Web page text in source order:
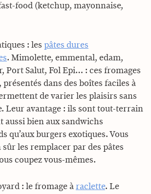
food (ketchup, mayonnaise,
: les pâtes dures
. Mimolette, emmental, edam,
Port Salut, Fol Epi… : ces fromages
présentés dans des boîtes faciles à
de varier les plaisirs sans
Leur avantage : ils sont tout-terrain
aussi bien aux sandwichs
qu’aux burgers exotiques. Vous
sûr les remplacer par des pâtes
coupez vous-mêmes.
: le fromage à raclette. Le